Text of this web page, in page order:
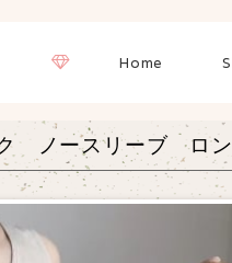
Home
ノースリーブ ロ